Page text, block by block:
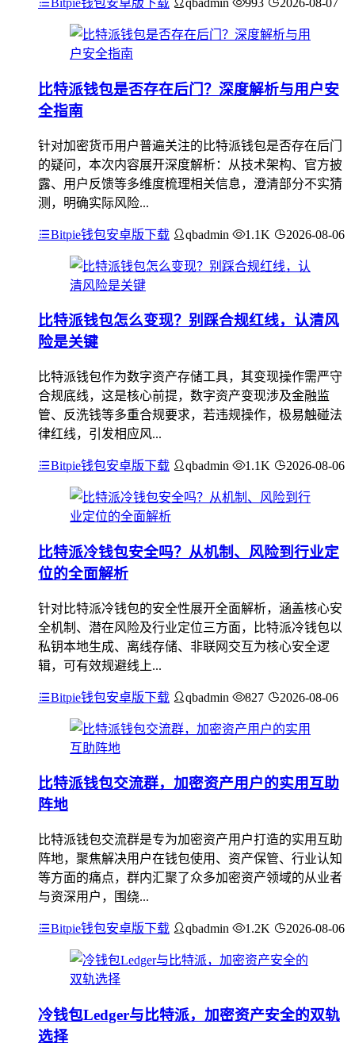
Bitpie钱包安卓版下载 qbadmin 993 2026-08-07
比特派钱包是否存在后门？深度解析与用户安
全指南
针对加密货币用户普遍关注的比特派钱包是否存在后门
的疑问，本次内容展开深度解析：从技术架构、官方披
露、用户反馈等多维度梳理相关信息，澄清部分不实猜
测，明确实际风险...
Bitpie钱包安卓版下载 qbadmin 1.1K 2026-08-06
比特派钱包怎么变现？别踩合规红线，认清风
险是关键
比特派钱包作为数字资产存储工具，其变现操作需严守
合规底线，这是核心前提，数字资产变现涉及金融监
管、反洗钱等多重合规要求，若违规操作，极易触碰法
律红线，引发相应风...
Bitpie钱包安卓版下载 qbadmin 1.1K 2026-08-06
比特派冷钱包安全吗？从机制、风险到行业定
位的全面解析
针对比特派冷钱包的安全性展开全面解析，涵盖核心安
全机制、潜在风险及行业定位三方面，比特派冷钱包以
私钥本地生成、离线存储、非联网交互为核心安全逻
辑，可有效规避线上...
Bitpie钱包安卓版下载 qbadmin 827 2026-08-06
比特派钱包交流群，加密资产用户的实用互助
阵地
比特派钱包交流群是专为加密资产用户打造的实用互助
阵地，聚焦解决用户在钱包使用、资产保管、行业认知
等方面的痛点，群内汇聚了众多加密资产领域的从业者
与资深用户，围绕...
Bitpie钱包安卓版下载 qbadmin 1.2K 2026-08-06
冷钱包Ledger与比特派，加密资产安全的双轨
选择